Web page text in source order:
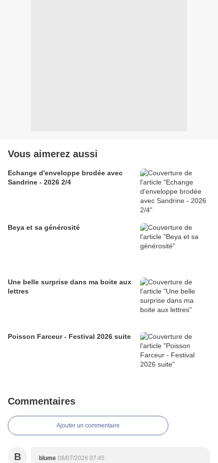
Vous aimerez aussi
Echange d'enveloppe brodée avec
Sandrine - 2026 2/4
Beya et sa générosité
Une belle surprise dans ma boite aux
lettres
Poisson Farceur - Festival 2026 suite
Commentaires
Ajouter un commentaire
B blume 08/07/2026 07:45